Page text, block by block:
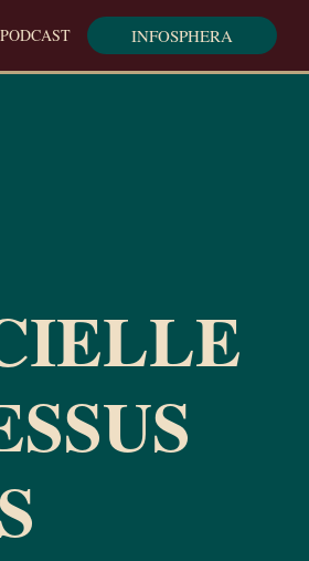
PODCAST INFOSPHERA